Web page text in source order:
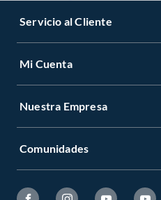
Servicio al Cliente
Mi Cuenta
Nuestra Empresa
Comunidades